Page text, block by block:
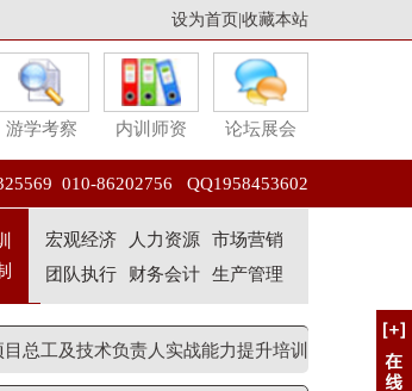
设为首页 收藏本站
游学考察 内训师资 论坛展会
010-86202756 QQ1958453602
宏观经济 人力资源
市场营销
团队执行
财务会计 生产管理
总工及技术负责人实战能力提升培训